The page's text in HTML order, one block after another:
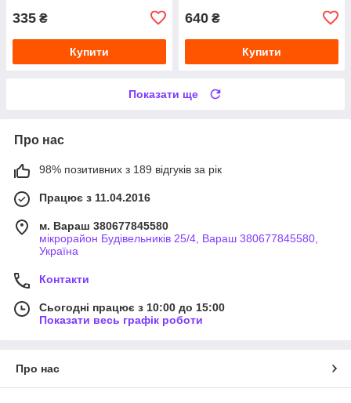
335 ₴
Купити
640 ₴
Купити
Показати ще
Про нас
98% позитивних з 189 відгуків за рік
Працює з 11.04.2016
м. Вараш 380677845580
мікрорайон Будівельників 25/4, Вараш 380677845580,
Україна
Контакти
Сьогодні працює з 10:00 до 15:00
Показати весь графік роботи
Про нас